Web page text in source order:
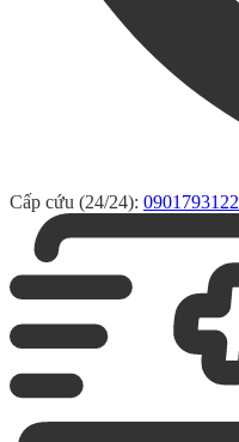
Cấp cứu (24/24): 0901793122